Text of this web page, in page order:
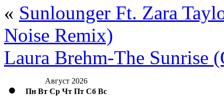
« Sunlounger Ft. Zara
Noise Remix)
Laura Brehm-The Sunrise
Август 2026
Пн Вт Ср Чт Пт Сб Вс